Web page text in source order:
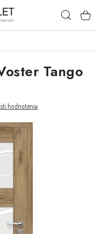
Moja objednávka
Tango
hodnotenia